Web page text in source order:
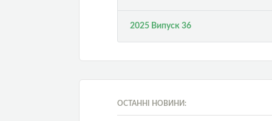
2025 Випуск 36
ОСТАННІ НОВИНИ: